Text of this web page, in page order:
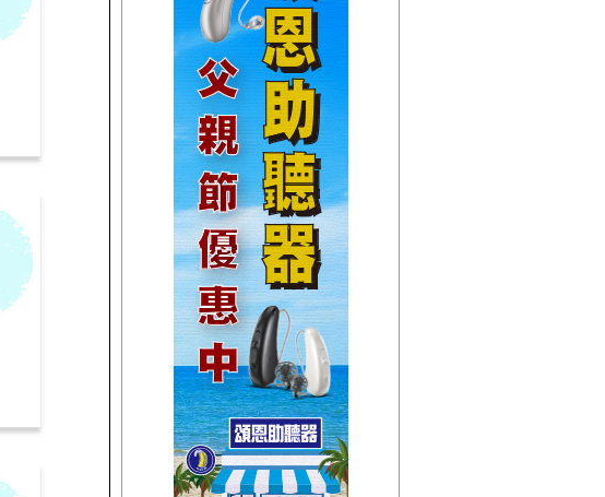
【Next】
(宜蘭)只想聽音樂
【HitFm正在進行】
(花東)
東台灣夜未眠
【Next】
(花東)只想聽音樂